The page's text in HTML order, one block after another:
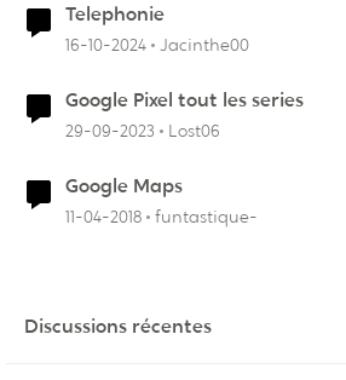
Telephonie
16-10-2024 Jacinthe00
Google Pixel tout les series
29-09-2023 Lost06
Google Maps
11-04-2018 funtastique-
Discussions récentes